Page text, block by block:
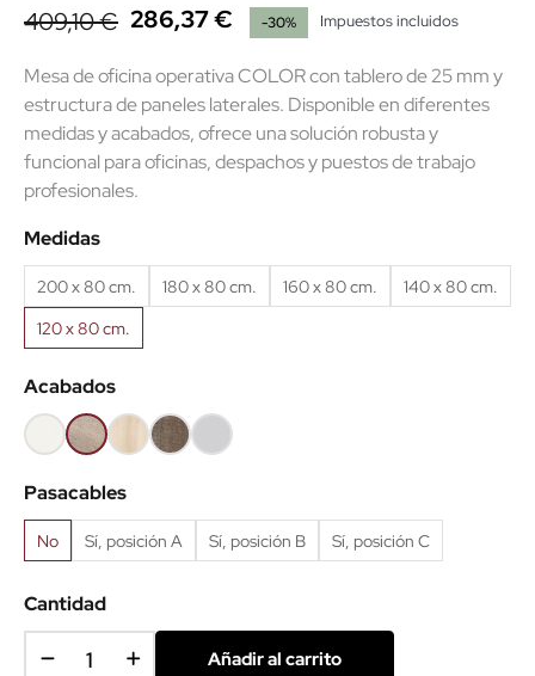
(10 reseñas)
409,10 € 286,37 € -30% Impuestos incluidos
Mesa de oficina operativa COLOR con tablero de 25 mm y
estructura de paneles laterales. Disponible en diferentes
medidas y acabados, ofrece una solución robusta y
funcional para oficinas, despachos y puestos de trabajo
profesionales.
Medidas
200 x 80 cm. 180 x 80 cm. 160 x 80 cm.
140 x 80 cm.
120 x 80 cm.
Acabados
BlancoOlmo
claro
AcaciaNebraska
Gris
claro
Pasacables
No Sí, posición A Sí, posición B Sí, posición C
Cantidad
Añadir al carrito